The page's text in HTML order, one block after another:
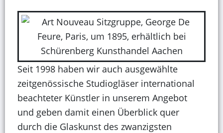
Seit 1998 haben wir auch ausgewählte
zeitgenössische Studiogläser international
beachteter Künstler in unserem Angebot
und geben damit einen Überblick quer
durch die Glaskunst des zwanzigsten